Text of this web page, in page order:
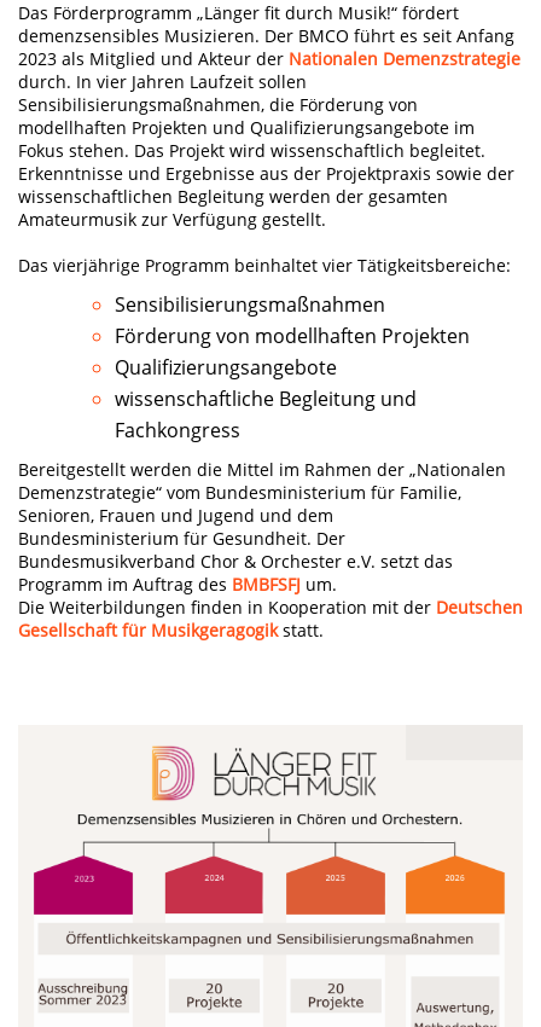
Das Förderprogramm „Länger fit durch Musik!“ fördert
demenzsensibles Musizieren. Der BMCO führt es seit Anfang
2023 als Mitglied und Akteur der Nationalen Demenzstrategie
durch. In vier Jahren Laufzeit sollen
Sensibilisierungsmaßnahmen, die Förderung von
modellhaften Projekten und Qualifizierungsangebote im
Fokus stehen. Das Projekt wird wissenschaftlich begleitet.
Erkenntnisse und Ergebnisse aus der Projektpraxis sowie der
wissenschaftlichen Begleitung werden der gesamten
Amateurmusik zur Verfügung gestellt.
Das vierjährige Programm beinhaltet vier Tätigkeitsbereiche:
Sensibilisierungsmaßnahmen
Förderung von modellhaften Projekten
Qualifizierungsangebote
wissenschaftliche Begleitung und
Fachkongress
Bereitgestellt werden die Mittel im Rahmen der „Nationalen
Demenzstrategie“ vom Bundesministerium für Familie,
Senioren, Frauen und Jugend und dem
Bundesministerium für Gesundheit. Der
Bundesmusikverband Chor & Orchester e.V. setzt das
Programm im Auftrag des BMBFSFJ um.
Die Weiterbildungen finden in Kooperation mit der Deutschen
Gesellschaft für Musikgeragogikstatt.